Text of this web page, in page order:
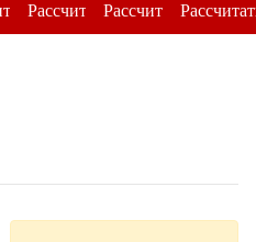
РассчитатьРассчитать